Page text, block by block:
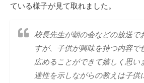
ている様子が見て取れました。
校長先生が朝の会などの放送で
すが、子供が興味を持つ内容で
広めることができて嬉しく思い
連性を示しながらの教えは子供